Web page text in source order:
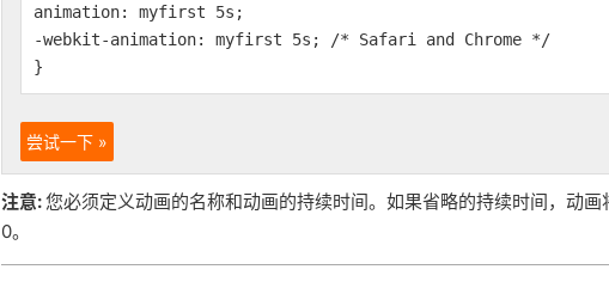
animation: myfirst 5s;
-webkit-animation: myfirst 5s; /* Safari and Chrome */
}
尝试一下 »
注意:您必须定义动画的名称和动画的持续时间。如果省略的持续时间，动
0。